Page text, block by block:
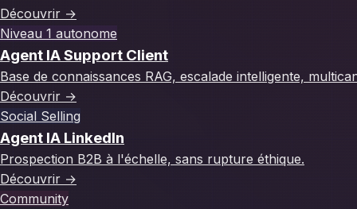
Découvrir →
Niveau 1 autonome
Agent IA Support Client
Base de connaissances RAG, escalade intelligente,
Découvrir →
Social Selling
Agent IA LinkedIn
Prospection B2B à l'échelle, sans rupture éthique.
Découvrir →
Community